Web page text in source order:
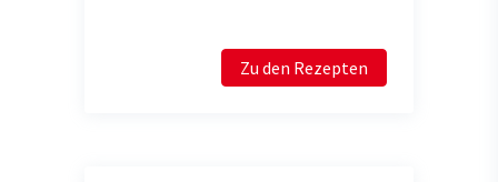
Zu den Rezepten